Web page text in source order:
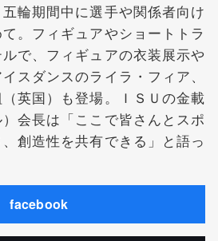
輪期間中に選手や関係者向け
。フィギュアやショートトラ
で、フィギュアの衣装展示や
スダンスのライラ・フィア、
英国）も登場。ＩＳＵの金載
会長は「ここで皆さんとスポ
創造性を共有できる」と語っ
facebook